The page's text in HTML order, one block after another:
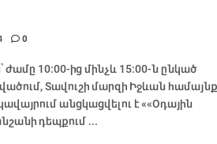
0
ժամը 10:00-ից մինչև 15:00-ն ընկած
Տավուշի մարզի Իջևան
անցկացվելու է ««Օդային
դեպքում ...